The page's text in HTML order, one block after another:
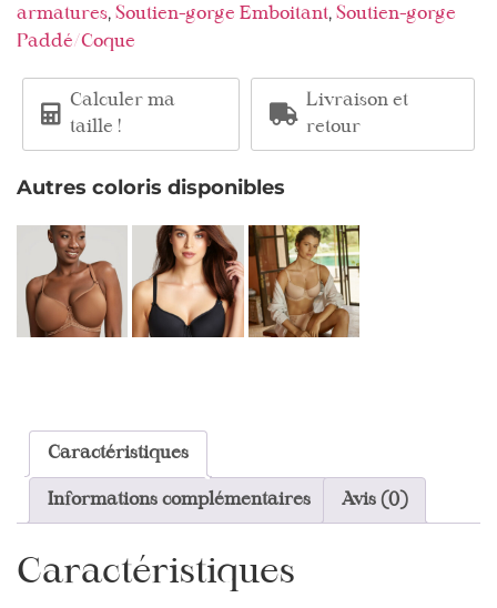
armatures, Soutien-gorge Emboitant, Soutien-gorge
Paddé/Coque
Calculer ma
taille !
Livraison et
retour
Autres coloris disponibles
Caractéristiques
Informations complémentaires Avis (0)
Caractéristiques